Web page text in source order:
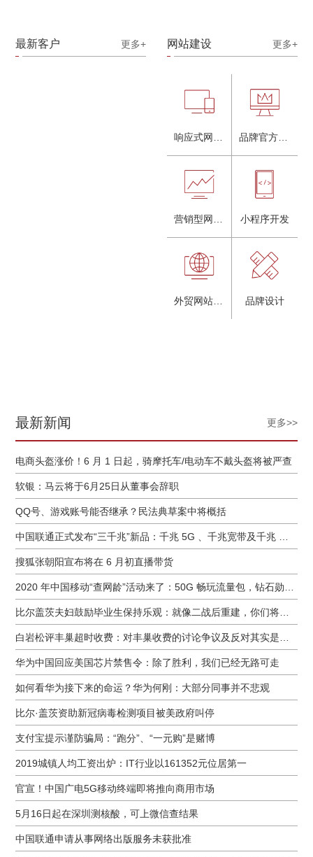
最新客户 更多+ 网站建设 更多+
小程序开发
品牌设计
最新新闻 更多>>
电商头盔涨价！6 月 1 日起，骑摩托车/电动车不戴头盔将被严查
软银：马云将于6月25日从董事会辞职
QQ号、游戏账号能否继承？民法典草案中将概括
搜狐张朝阳宣布将在 6 月初直播带货
华为中国回应美国芯片禁售令：除了胜利，我们已经无路可走
如何看华为接下来的命运？华为何刚：大部分同事并不悲观
比尔·盖茨资助新冠病毒检测项目被美政府叫停
支付宝提示谨防骗局：“跑分”、“一元购”是赌博
2019城镇人均工资出炉：IT行业以161352元位居第一
官宣！中国广电5G移动终端即将推向商用市场
5月16日起在深圳测核酸，可上微信查结果
中国联通申请从事网络出版服务未获批准